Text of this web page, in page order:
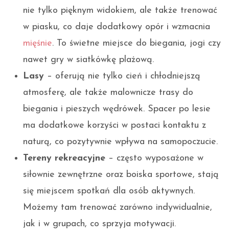
nie tylko pięknym widokiem, ale także trenować
w piasku, co daje dodatkowy opór i wzmacnia
mięśnie. To świetne miejsce do biegania, jogi czy
nawet gry w siatkówkę plażową.
Lasy – oferują nie tylko cień i chłodniejszą
atmosferę, ale także malownicze trasy do
biegania i pieszych wędrówek. Spacer po lesie
ma dodatkowe korzyści w postaci kontaktu z
naturą, co pozytywnie wpływa na samopoczucie.
Tereny rekreacyjne – często wyposażone w
siłownie zewnętrzne oraz boiska sportowe, stają
się miejscem spotkań dla osób aktywnych.
Możemy tam trenować zarówno indywidualnie,
jak i w grupach, co sprzyja motywacji.